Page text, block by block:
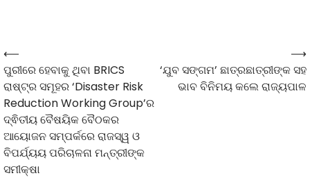
⟵
ପୁରୀରେ ହେବାକୁ ଥିବା BRICS
ରାଷ୍ଟ୍ର ସମୂହର ‘Disaster Risk
Reduction Working Group’ର
ଦ୍ଵିତୀୟ ବୈଷୟିକ ବୈଠକର
ଆୟୋଜନ ସମ୍ପର୍କରେ ରାଜସ୍ୱ ଓ
ବିପର୍ଯ୍ୟୟ ପରିଚାଳନା ମନ୍ତ୍ରୀଙ୍କ
ସମୀକ୍ଷା
‘ଯୁବ ସଙ୍ଗମ’ ଛାତ୍ରଛାତ୍ରୀଙ୍କ ସହ
ଭାବ ବିନିମୟ କଲେ ରାଜ୍ୟପାଳ
⟶